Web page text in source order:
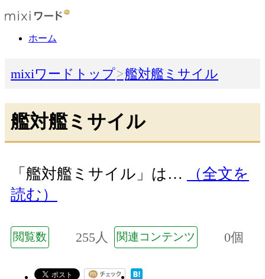
ホーム
mixiワードトップ 艦対艦ミサイル
艦対艦ミサイル
「艦対艦ミサイル」は…
（全文を
読む）
閲覧数 255人 関連コンテンツ 0個